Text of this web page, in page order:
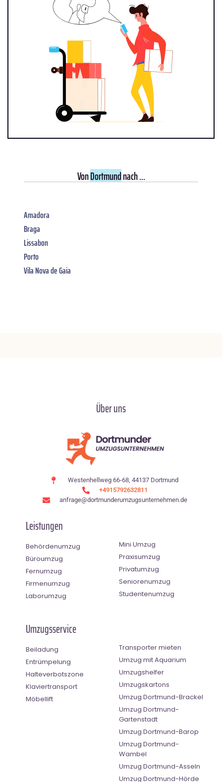
VonDortmundnach ...
Amadora
Braga
Lissabon
Porto
Vila Nova de Gaia
Über uns
Westenhellweg 66-68, 44137 Dortmund
+4915792632811
anfrage@dortmunderumzugsunternehmen.de
Leistungen
Behördenumzug
Büroumzug
Fernumzug
Firmenumzug
Laborumzug
Mini Umzug
Praxisumzug
Privatumzug
Seniorenumzug
Studentenumzug
Umzugsservice
Beiladung
Entrümpelung
Halteverbotszone
Klaviertransport
Möbellift
Transporter mieten
Umzug mit Aquarium
Umzugshelfer
Umzugskartons
Umzug Dortmund-Brackel
Umzug Dortmund-
Gartenstadt
Umzug Dortmund-Barop
Umzug Dortmund-
Wambel
Umzug Dortmund-Asseln
Umzug Dortmund-Hörde